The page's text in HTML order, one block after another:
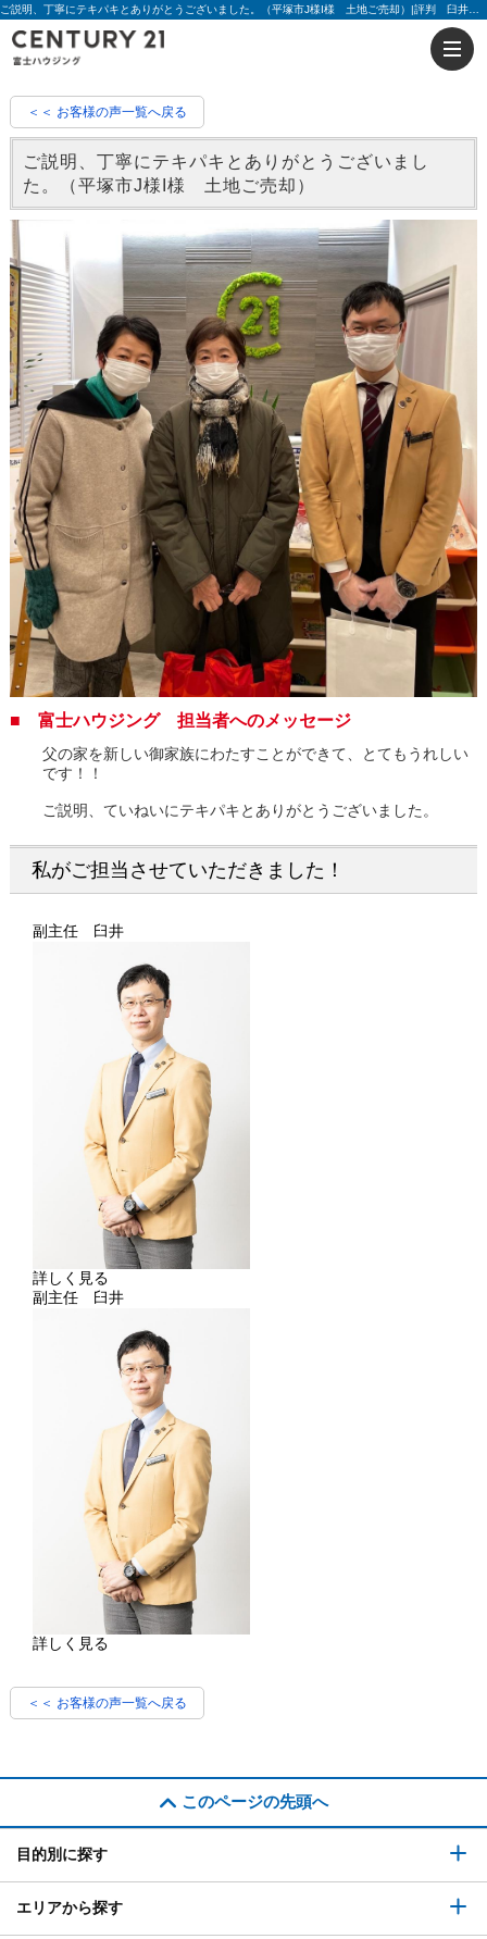
＜＜ お客様の声一覧へ戻る
ご説明、丁寧にテキパキとありがとうございまし
た。（平塚市J様I様 土地ご売却）
■ 富士ハウジング 担当者へのメッセージ
父の家を新しい御家族にわたすことができて、とてもうれしい
です！！
ご説明、ていねいにテキパキとありがとうございました。
私がご担当させていただきました！
副主任 臼井
詳しく見る
副主任 臼井
詳しく見る
＜＜ お客様の声一覧へ戻る
このページの先頭へ
目的別に探す
エリアから探す